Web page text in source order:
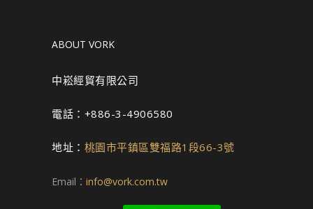
ABOUT VORK
中崧經貿有限公司
電話：+886-3-4906580
地址： 桃園市平鎮區雙福路1段66-3號
Email： info@vork.com.tw